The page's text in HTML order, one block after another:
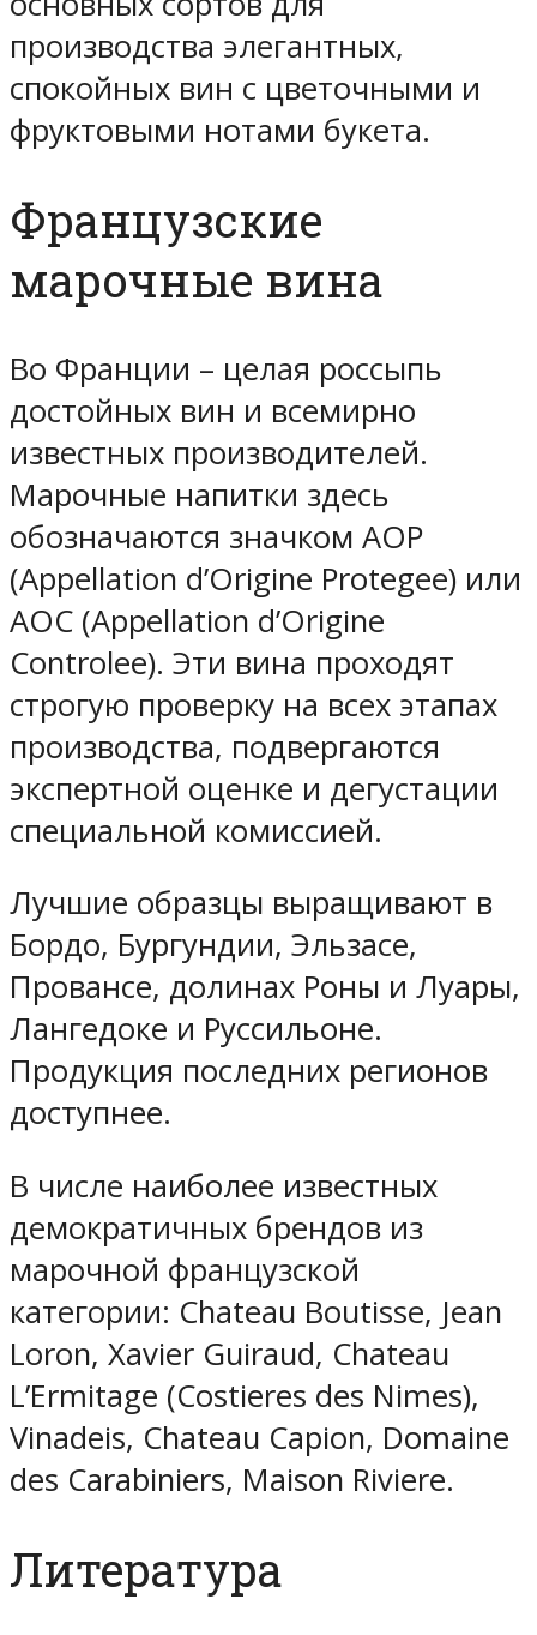
производства элегантных,
спокойных вин с цветочными и
фруктовыми нотами букета.
Французские
марочные вина
Во Франции – целая россыпь
достойных вин и всемирно
известных производителей.
Марочные напитки здесь
обозначаются значком AOP
(Appellation d’Origine Protegee) или
AOC (Appellation d’Origine
Controlee). Эти вина проходят
строгую проверку на всех этапах
производства, подвергаются
экспертной оценке и дегустации
специальной комиссией.
Лучшие образцы выращивают в
Бордо, Бургундии, Эльзасе,
Провансе, долинах Роны и Луары,
Лангедоке и Руссильоне.
Продукция последних регионов
доступнее.
В числе наиболее известных
демократичных брендов из
марочной французской
категории: Chateau Boutisse, Jean
Loron, Xavier Guiraud, Chateau
L’Ermitage (Costieres des Nimes),
Vinadeis, Chateau Capion, Domaine
des Carabiniers, Maison Riviere.
Литература